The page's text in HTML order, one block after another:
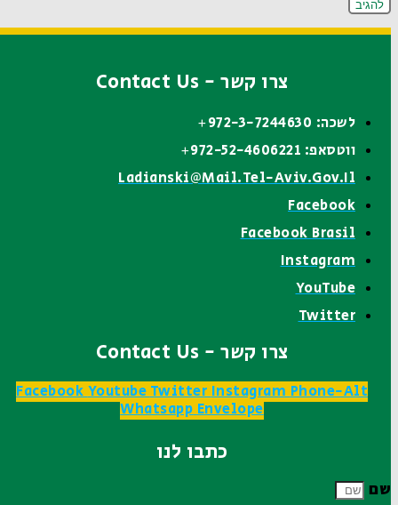
צרו קשר - Contact Us
לשכה: 972-3-7244630+
ווטסאפ: 972-52-4606221+
Ladianski@mail.tel-Aviv.gov.il
Facebook
Facebook Brasil
Instagram
YouTube
Twitter
צרו קשר - Contact Us
FacebookYoutubeTwitterInstagramPhone-Alt
WhatsappEnvelope
כתבו לנו
שם